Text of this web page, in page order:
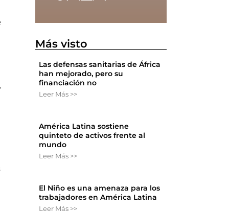
Más visto
Las defensas sanitarias de África
han mejorado, pero su
financiación no
Leer Más >>
América Latina sostiene
quinteto de activos frente al
mundo
Leer Más >>
El Niño es una amenaza para los
trabajadores en América Latina
Leer Más >>